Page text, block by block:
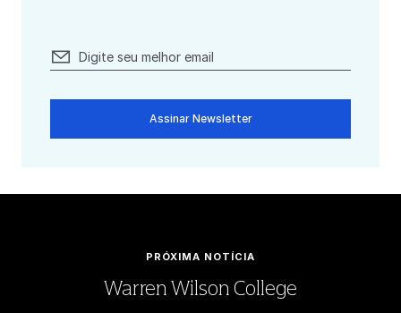
Assinar Newsletter
PRÓXIMA NOTÍCIA
Warren Wilson College